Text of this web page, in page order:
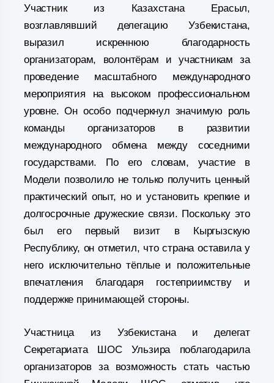
Участник из Казахстана Ерасыл,
возглавлявший делегацию Узбекистана,
выразил искреннюю благодарность
организаторам, волонтёрам и участникам за
проведение масштабного международного
мероприятия на высоком профессиональном
уровне. Он особо подчеркнул значимую роль
команды организаторов в развитии
международного обмена между соседними
государствами. По его словам, участие в
Модели позволило не только получить ценный
практический опыт, но и установить крепкие и
долгосрочные дружеские связи. Поскольку это
был его первый визит в Кыргызскую
Республику, он отметил, что страна оставила у
него исключительно тёплые и положительные
впечатления благодаря гостеприимству и
поддержке принимающей стороны.
Участница из Узбекистана и делегат
Секретариата ШОС Ульзира поблагодарила
организаторов за возможность стать частью